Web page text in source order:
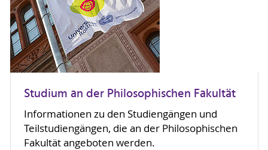
Studium an der Philosophischen Fakultät
Informationen zu den Studiengängen und
Teilstudiengängen, die an der Philosophischen
Fakultät angeboten werden.